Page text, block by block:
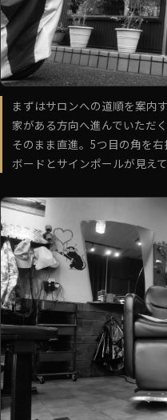
まずはサロンへの道順を案内
家がある方向へ進んでいただ
そのまま直進。5つ目の角を
ボードとサインポールが見え